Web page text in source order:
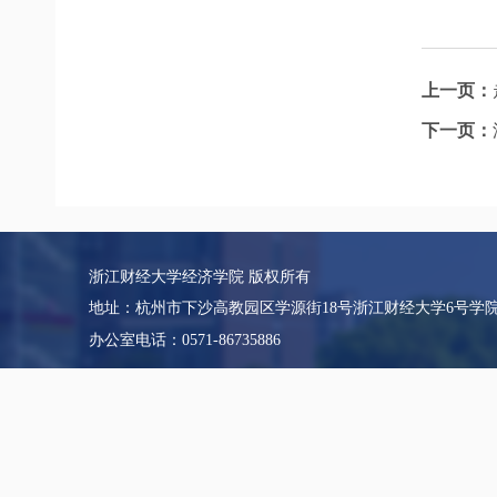
上一页：
下一页：
浙江财经大学经济学院 版权所有
地址：杭州市下沙高教园区学源街18号浙江财经大学6号学
办公室电话：0571-86735886